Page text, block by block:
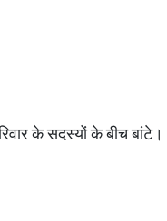
के सदस्यों के बीच बांटे।